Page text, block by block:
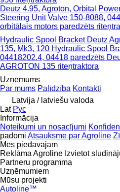
Deutz 4.95, Agroton, Orbital
Steering Unit Valve 150-8088,
orbitālais motors paredzēts
Hydraulic Spool Bracket Deutz
135, Mk3, 120 Hydraulic Spool
04418202.4, 04418 paredzēts
AGROTON 135 riteņtraktora
Uzņēmums
Par mums Palīdzība Kontakti
Latvija / latviešu valoda
Lat Рус
Informācija
Noteikumi un nosacījumi
padomi Atsauksme par Agroline
Mēs piedāvājam
Reklāma Agroline Izvietot
Partneru programma
Uzņēmumiem
Mūsu projekti
Autoline™